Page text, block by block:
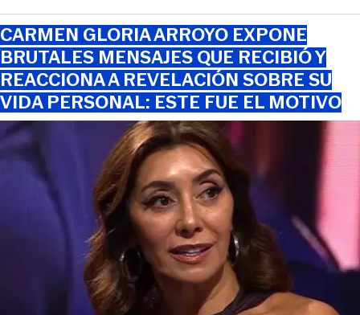
CARMEN GLORIA ARROYO EXPONE
BRUTALES MENSAJES QUE RECIBIÓ Y
REACCIONA A REVELACIÓN SOBRE SU
VIDA PERSONAL: ESTE FUE EL MOTIVO